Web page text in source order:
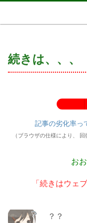
続きは、、、
記事の劣化率っ
（ブラウザの仕様により、
お
「続きはウェブ
？？